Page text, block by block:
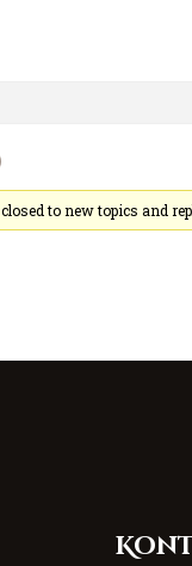
to new topics and